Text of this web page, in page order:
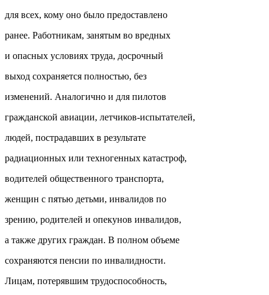
для всех, кому оно было предоставлено
ранее. Работникам, занятым во вредных
и опасных условиях труда, досрочный
выход сохраняется полностью, без
изменений. Аналогично и для пилотов
гражданской авиации, летчиков-испытателей,
людей, пострадавших в результате
радиационных или техногенных катастроф,
водителей общественного транспорта,
женщин с пятью детьми, инвалидов по
зрению, родителей и опекунов инвалидов,
а также других граждан. В полном объеме
сохраняются пенсии по инвалидности.
Лицам, потерявшим трудоспособность,